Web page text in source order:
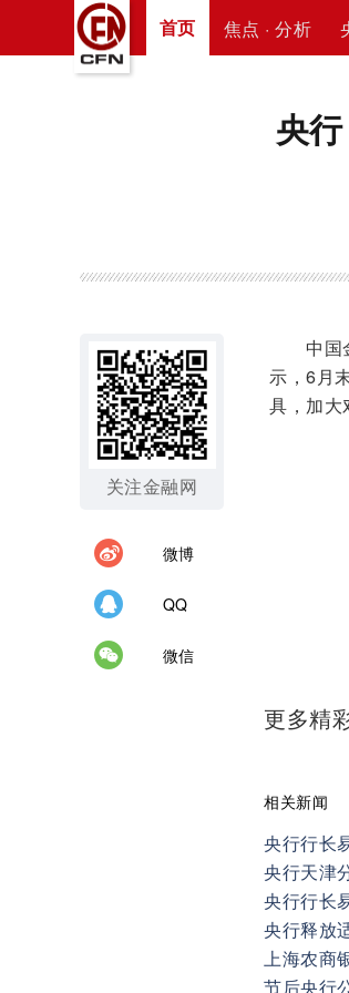
首页 焦点 · 分析
央
关注金融网
微博
QQ
微信
中国金
示，6月
具，加大
更多精
相关新闻
央行行长
央行天津
央行行长
央行释放
上海农商
节后央行